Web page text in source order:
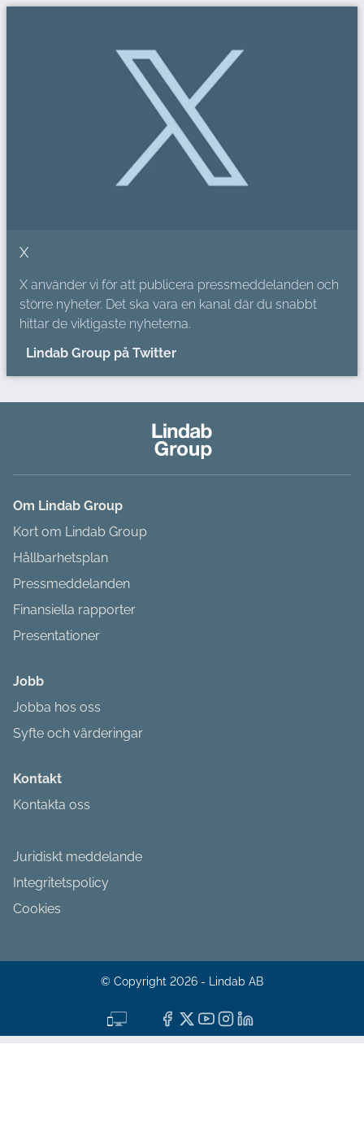
X
X använder vi för att publicera pressmeddelanden och
större nyheter. Det ska vara en kanal där du snabbt
hittar de viktigaste nyheterna.
Lindab Group på Twitter
Om Lindab Group
Kort om Lindab Group
Hållbarhetsplan
Pressmeddelanden
Finansiella rapporter
Presentationer
Jobb
Jobba hos oss
Syfte och värderingar
Kontakt
Kontakta oss
Juridiskt meddelande
Integritetspolicy
Cookies
© Copyright 2026 - Lindab AB